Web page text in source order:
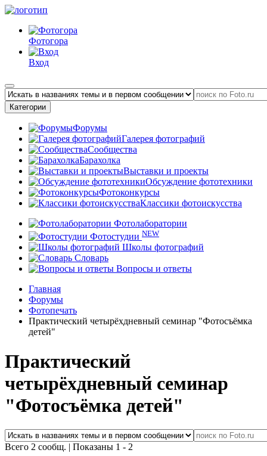
Фотогора
Вход
Категории
Форумы
Галерея фотографий
Сообщества
Барахолка
Выставки и проекты
Обсуждение фототехники
Фотоконкурсы
Классики фотоискусства
Фотолаборатории
Фотостудии NEW
Школы фотографий
Словарь
Вопросы и ответы
Главная
Форумы
Фотопечать
Практический четырёхдневный семинар "Фотосъёмка
детей"
Практический
четырёхдневный семинар
"Фотосъёмка детей"
Всего 2 сообщ. | Показаны 1 - 2